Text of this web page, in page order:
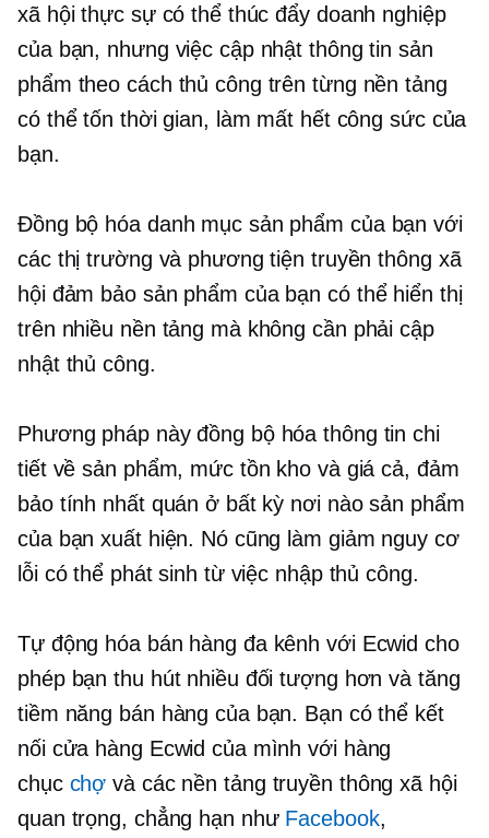
xã hội thực sự có thể thúc đẩy doanh nghiệp
của bạn, nhưng việc cập nhật thông tin sản
phẩm theo cách thủ công trên từng nền tảng
có thể tốn thời gian, làm mất hết công sức của
bạn.
Đồng bộ hóa danh mục sản phẩm của bạn với
các thị trường và phương tiện truyền thông xã
hội đảm bảo sản phẩm của bạn có thể hiển thị
trên nhiều nền tảng mà không cần phải cập
nhật thủ công.
Phương pháp này đồng bộ hóa thông tin chi
tiết về sản phẩm, mức tồn kho và giá cả, đảm
bảo tính nhất quán ở bất kỳ nơi nào sản phẩm
của bạn xuất hiện. Nó cũng làm giảm nguy cơ
lỗi có thể phát sinh từ việc nhập thủ công.
Tự động hóa bán hàng đa kênh với Ecwid cho
phép bạn thu hút nhiều đối tượng hơn và tăng
tiềm năng bán hàng của bạn. Bạn có thể kết
nối cửa hàng Ecwid của mình với hàng
chục chợ và các nền tảng truyền thông xã hội
quan trọng, chẳng hạn như Facebook,